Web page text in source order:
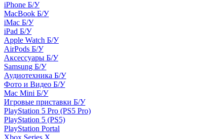
iPhone Б/У
MacBook Б/У
iMac Б/У
iPad Б/У
Apple Watch Б/У
AirPods Б/У
Аксессуары Б/У
Samsung Б/У
Аудиотехника Б/У
Фото и Видео Б/У
Mac Mini Б/У
Игровые приставки Б/У
PlayStation 5 Pro (PS5 Pro)
PlayStation 5 (PS5)
PlayStation Portal
Xbox Series X